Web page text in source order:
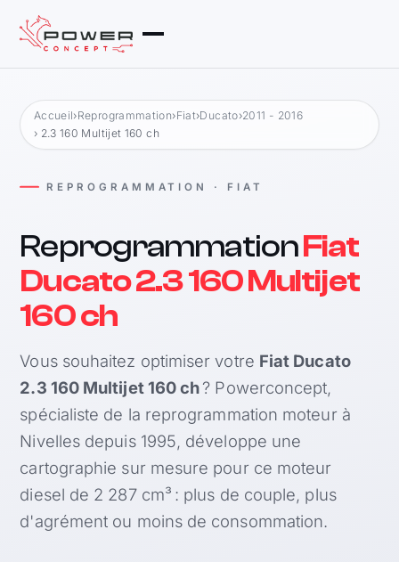
Accueil›Reprogrammation›Fiat›Ducato›2011 - 2016
› 2.3 160 Multijet 160 ch
REPROGRAMMATION · FIAT
ReprogrammationFiat
Ducato 2.3 160 Multijet
160 ch
Vous souhaitez optimiser votre Fiat Ducato
2.3 160 Multijet 160 ch? Powerconcept,
spécialiste de la reprogrammation moteur à
Nivelles depuis 1995, développe une
cartographie sur mesure pour ce moteur
diesel de 2 287 cm³ : plus de couple, plus
d'agrément ou moins de consommation.